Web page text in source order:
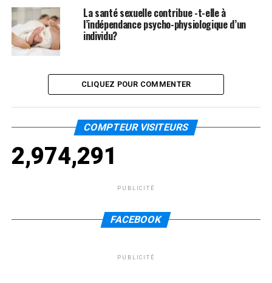
La santé sexuelle contribue -t-elle à
l’indépendance psycho-physiologique d’un
individu?
CLIQUEZ POUR COMMENTER
COMPTEUR VISITEURS
2,974,291
PUBLICITÉ
FACEBOOK
PUBLICITÉ